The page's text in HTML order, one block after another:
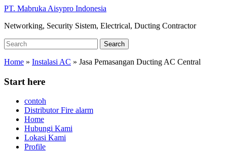
Skip
main
PT. Mabruka Aisypro Indonesia
Networking, Security Sistem, Electrical, Ducting Contractor
Search
for:
Search
Home » Instalasi AC » Jasa Pemasangan Ducting AC Central
Start here
contoh
Distributor Fire alarm
Home
Hubungi Kami
Lokasi Kami
Profile